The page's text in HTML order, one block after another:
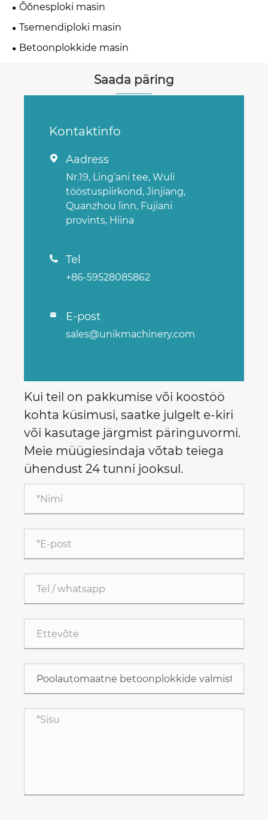
Õõnesploki masin
Tsemendiploki masin
Betoonplokkide masin
Saada päring
Kontaktinfo
 Aadress
Nr.19, Ling‘ani tee, Wuli
tööstuspiirkond, Jinjiang,
Quanzhou linn, Fujiani
provints, Hiina
 Tel
+86-59528085862
 E-post
sales@unikmachinery.com
Kui teil on pakkumise või koostöö
kohta küsimusi, saatke julgelt e-kiri
või kasutage järgmist päringuvormi.
Meie müügiesindaja võtab teiega
ühendust 24 tunni jooksul.